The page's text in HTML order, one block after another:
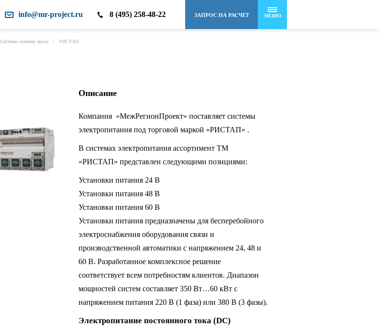
МЕНЮ
ЗАПРОС НА РАСЧЕТ
8 (495) 258-48-22
info@mr-project.ru
Системы питания связи \ РИСТАП
Описание
Компания «МежРегионПроект» поставляет системы
электропитания под торговой маркой «РИСТАП» .
В системах электропитания ассортимент ТМ
«РИСТАП» представлен следующими позициями:
Установки питания 24 В
Установки питания 48 В
Установки питания 60 В
Установки питания предназначены для бесперебойного
электроснабжения оборудования связи и
производственной автоматики с напряжением 24, 48 и
60 В. Разработанное комплексное решение
соответствует всем потребностям клиентов. Диапазон
мощностей систем составляет 350 Вт…60 кВт с
напряжением питания 220 В (1 фаза) или 380 В (3 фазы).
Электропитание постоянного тока (DC)